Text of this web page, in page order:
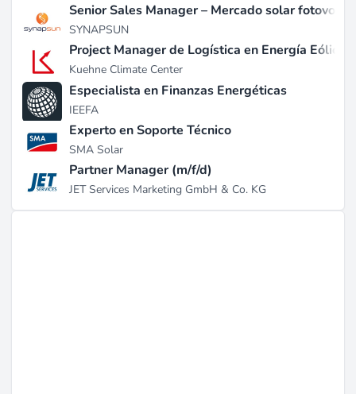
Senior Sales Manager – Mercado solar
SYNAPSUN
Project Manager de Logística en Energía Eólica
Kuehne Climate Center
Especialista en Finanzas Energéticas
IEEFA
Experto en Soporte Técnico
SMA Solar
Partner Manager (m/f/d)
JET Services Marketing GmbH & Co. KG